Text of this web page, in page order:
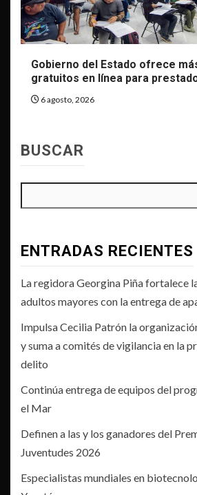
Gobierno del Estado ofrece
gratuitos en línea para
6 agosto, 2026
BUSCAR
ENTRADAS RECIENTES
La regidora Georgina Piña fortalece
adultos mayores con la entrega de
Impulsa Cecilia Patrón la
y suma a comités de vigilancia en la
delito
Continúa entrega de equipos del
el Mar
Definen a las y los ganadores del
Juventudes 2026
Especialistas mundiales en